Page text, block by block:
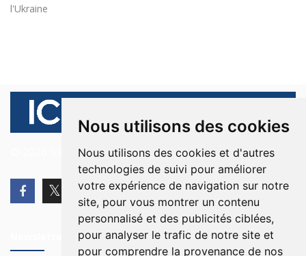
Nous utilisons des cookies
Nous utilisons des cookies et d'autres
technologies de suivi pour améliorer
votre expérience de navigation sur notre
site, pour vous montrer un contenu
personnalisé et des publicités ciblées,
pour analyser le trafic de notre site et
pour comprendre la provenance de nos
l'Ukraine
© 2026 Ici Beyrouth. Tous les droits sont réservés.